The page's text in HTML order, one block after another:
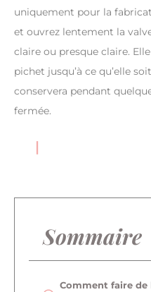
uniquement pour la
et ouvrez lentement la
claire ou presque claire.
pichet jusqu’à ce qu’elle
conservera pendant
fermée.
Sommaire
Comment faire de